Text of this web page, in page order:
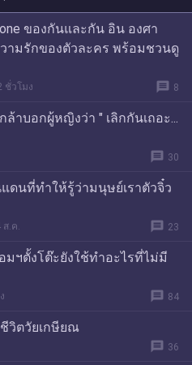
ของกันและกัน อิน องศา
วามรักของตัวละคร พร้อมชวนดู
ชั่วโมง message 8
าบอกผู้หญิงว่า " เลิกกันเถอะ...
message 30
ดนที่ทำให้รู้ว่ามนุษย์เราตัวจิ๋ว
ส.ค. message 23
ฯตั้งโต๊ะยังใช้ทำอะไรที่ไม่มี
message 84
ชีวิตวัยเกษียณ
message 36